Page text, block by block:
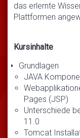
das erlernte
Plattformen
Kursinhalte
Grundlagen
JAVA
Pages (JSP)
Unterschiede
11.0
Tomcat